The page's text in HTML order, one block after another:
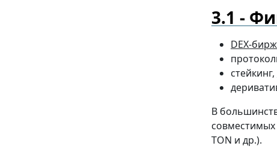
DEX-
стейкинг,
В
совместимых
TON и др.).